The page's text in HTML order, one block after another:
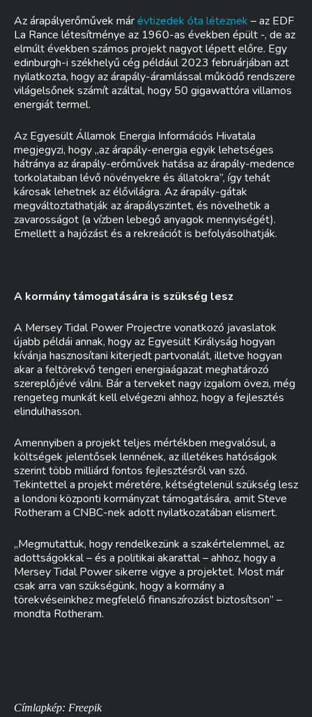
Az árapályerőművek márévtizedek óta léteznek – az EDF
La Rance létesítménye az 1960-as években épült -, de az
elmúlt években számos projekt nagyot lépett előre. Egy
edinburgh-i székhelyű cég például 2023 februárjában azt
nyilatkozta, hogy az árapály-áramlással működő rendszere
világelsőnek számít azáltal, hogy 50 gigawattóra villamos
energiát termel.
Az Egyesült Államok Energia Információs Hivatala
megjegyzi, hogy „az árapály-energia egyik lehetséges
hátránya az árapály-erőművek hatása az árapály-medence
torkolataiban lévő növényekre és állatokra”, így tehát
károsak lehetnek az élővilágra. Az árapály-gátak
megváltoztathatják az árapályszintet, és növelhetik a
zavarosságot (a vízben lebegő anyagok mennyiségét).
Emellett a hajózást és a rekreációt is befolyásolhatják.
A kormány támogatására is szükség lesz
A Mersey Tidal Power Projectre vonatkozó javaslatok
újabb példái annak, hogy az Egyesült Királyság hogyan
kívánja hasznosítani kiterjedt partvonalát, illetve hogyan
akar a feltörekvő tengeri energiaágazat meghatározó
szereplőjévé válni. Bár a terveket nagy izgalom övezi, még
rengeteg munkát kell elvégezni ahhoz, hogy a fejlesztés
elindulhasson.
Amennyiben a projekt teljes mértékben megvalósul, a
költségek jelentősek lennének, az illetékes hatóságok
szerint több milliárd fontos fejlesztésről van szó.
Tekintettel a projekt méretére, kétségtelenül szükség lesz
a londoni központi kormányzat támogatására, amit Steve
Rotheram a CNBC-nek adott nyilatkozatában elismert.
„Megmutattuk, hogy rendelkezünk a szakértelemmel, az
adottságokkal – és a politikai akarattal – ahhoz, hogy a
Mersey Tidal Power sikerre vigye a projektet. Most már
csak arra van szükségünk, hogy a kormány a
törekvéseinkhez megfelelő finanszírozást biztosítson” –
mondta Rotheram.
Címlapkép: Freepik